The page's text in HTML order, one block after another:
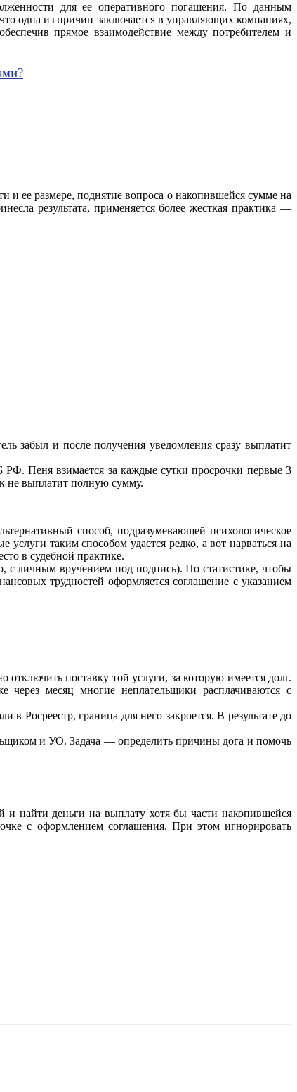
для ее оперативного погашения. По данным
одна из причин заключается в управляющих компаниях,
прямое взаимодействие между потребителем и
ее размере, поднятие вопроса о накопившейся сумме на
результата, применяется более жесткая практика —
забыл и после получения уведомления сразу выплатит
Пеня взимается за каждые сутки просрочки первые 3
не выплатит полную сумму.
способ, подразумевающей психологическое
таким способом удается редко, а вот нарваться на
в судебной практике.
с личным вручением под подпись). По статистике, чтобы
трудностей оформляется соглашение с указанием
поставку той услуги, за которую имеется долг.
месяц многие неплательщики расплачиваются с
Росреестр, граница для него закроется. В результате до
и УО. Задача — определить причины дога и помочь
и найти деньги на выплату хотя бы части накопившейся
с оформлением соглашения. При этом игнорировать